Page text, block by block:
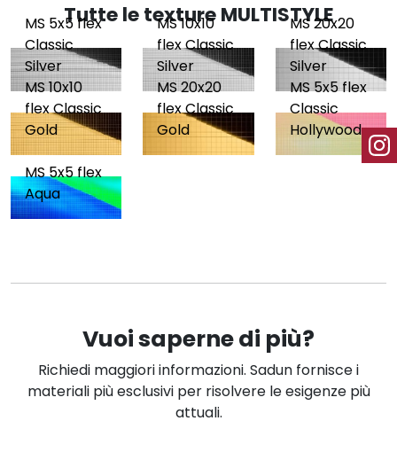
Tutte le texture MULTISTYLE
MS 5x5 flex
Classic
Silver
MS 10x10
flex Classic
Silver
MS 20x20
flex Classic
Silver
MS 10x10
flex Classic
Gold
MS 20x20
flex Classic
Gold
MS 5x5 flex
Classic
Hollywood
MS 5x5 flex
Aqua
Vuoi saperne di più?
Richiedi maggiori informazioni. Sadun fornisce i
materiali più esclusivi per risolvere le esigenze più
attuali.